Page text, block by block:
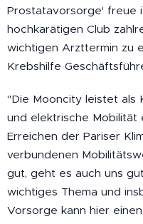
Prostatavorsorge' freue
hochkarätigen Club
wichtigen Arzttermin zu
Krebshilfe
"Die Mooncity leistet als
und elektrische Mobilität
Erreichen der Pariser
verbundenen
gut, geht es auch uns
wichtiges Thema und
Vorsorge kann hier